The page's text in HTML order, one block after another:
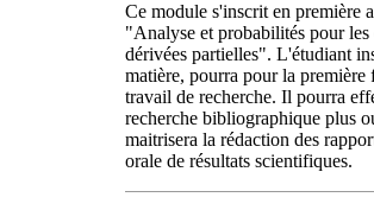
Ce module s'inscrit en première
"Analyse et probabilités pour les
dérivées partielles". L'étudiant
matière, pourra pour la première
travail de recherche. Il pourra
recherche bibliographique plus
maitrisera la rédaction des
orale de résultats scientifiques.